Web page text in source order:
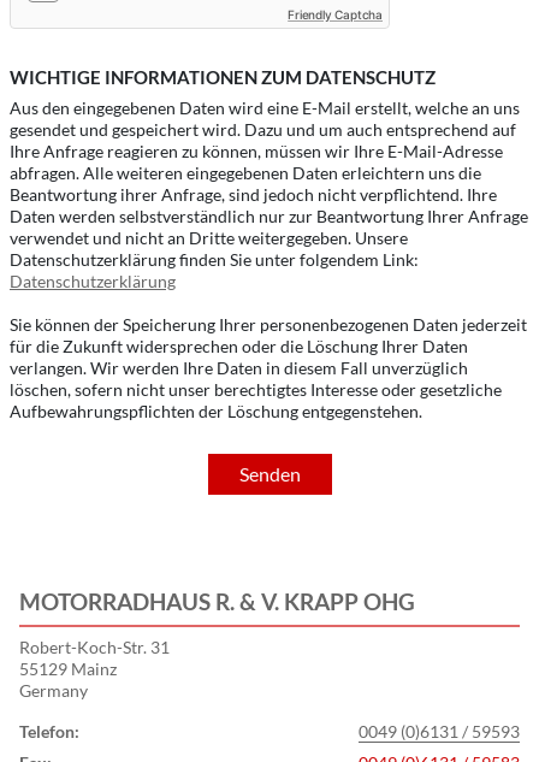
Friendly Captcha
WICHTIGE INFORMATIONEN ZUM DATENSCHUTZ
Aus den eingegebenen Daten wird eine E-Mail erstellt, welche an uns
gesendet und gespeichert wird. Dazu und um auch entsprechend auf
Ihre Anfrage reagieren zu können, müssen wir Ihre E-Mail-Adresse
abfragen. Alle weiteren eingegebenen Daten erleichtern uns die
Beantwortung ihrer Anfrage, sind jedoch nicht verpflichtend. Ihre
Daten werden selbstverständlich nur zur Beantwortung Ihrer Anfrage
verwendet und nicht an Dritte weitergegeben. Unsere
Datenschutzerklärung finden Sie unter folgendem Link:
Datenschutzerklärung
Sie können der Speicherung Ihrer personenbezogenen Daten jederzeit
für die Zukunft widersprechen oder die Löschung Ihrer Daten
verlangen. Wir werden Ihre Daten in diesem Fall unverzüglich
löschen, sofern nicht unser berechtigtes Interesse oder gesetzliche
Aufbewahrungspflichten der Löschung entgegenstehen.
Senden
MOTORRADHAUS R. & V. KRAPP OHG
Robert-Koch-Str. 31
55129 Mainz
Germany
Telefon:
0049 (0)6131 / 59593